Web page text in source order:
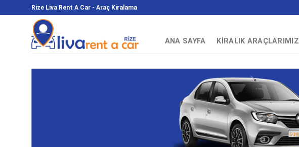
to
Rize Liva Rent A Car - Araç Kiralama
ANA SAYFA KIRALIK ARAÇLARIMIZ